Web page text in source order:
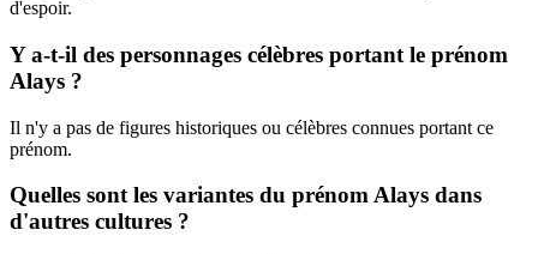
d'espoir.
Y a-t-il des personnages célèbres portant le prénom
Alays ?
Il n'y a pas de figures historiques ou célèbres connues portant ce
prénom.
Quelles sont les variantes du prénom Alays dans
d'autres cultures ?